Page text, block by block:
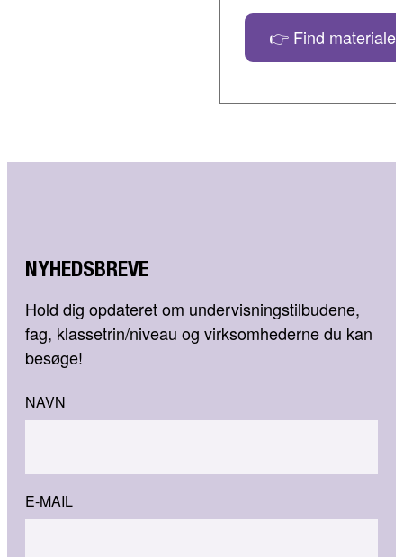
👉 Find
NYHEDSBREVE
Hold dig opdateret om undervisningstilbudene,
fag, klassetrin/niveau og virksomhederne du kan
besøge!
NAVN
E-MAIL